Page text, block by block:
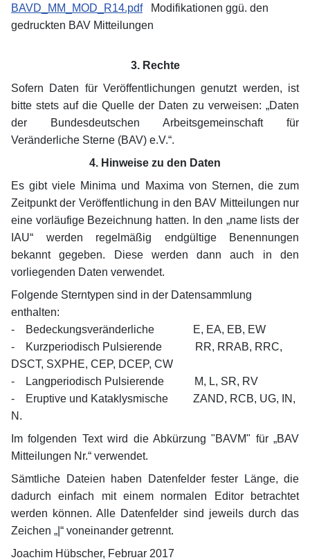
BAVD_MM_MOD_R14.pdfModifikationen ggü. den
gedruckten BAV Mitteilungen
3. Rechte
Sofern Daten für Veröffentlichungen genutzt werden, ist
bitte stets auf die Quelle der Daten zu verweisen: „Daten
der Bundesdeutschen Arbeitsgemeinschaft für
Veränderliche Sterne (BAV) e.V.“.
4. Hinweise zu den Daten
Es gibt viele Minima und Maxima von Sternen, die zum
Zeitpunkt der Veröffentlichung in den BAV Mitteilungen nur
eine vorläufige Bezeichnung hatten. In den „name lists der
IAU“ werden regelmäßig endgültige Benennungen
bekannt gegeben. Diese werden dann auch in den
vorliegenden Daten verwendet.
Folgende Sterntypen sind in der Datensammlung
enthalten:
- Bedeckungsveränderliche E, EA, EB, EW
- Kurzperiodisch Pulsierende RR, RRAB, RRC,
DSCT, SXPHE, CEP, DCEP, CW
- Langperiodisch Pulsierende M, L, SR, RV
- Eruptive und Kataklysmische ZAND, RCB, UG, IN,
N.
Im folgenden Text wird die Abkürzung "BAVM" für „BAV
Mitteilungen Nr.“ verwendet.
Sämtliche Dateien haben Datenfelder fester Länge, die
dadurch einfach mit einem normalen Editor betrachtet
werden können. Alle Datenfelder sind jeweils durch das
Zeichen „|“ voneinander getrennt.
Joachim Hübscher, Februar 2017